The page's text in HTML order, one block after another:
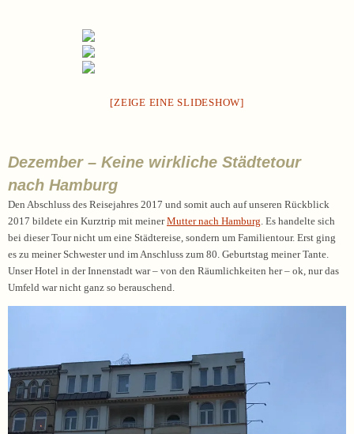
[ZEIGE EINE SLIDESHOW]
Dezember – Keine wirkliche Städtetour
nach Hamburg
Den Abschluss des Reisejahres 2017 und somit auch auf unseren Rückblick
2017 bildete ein Kurztrip mit meinerMutter nach Hamburg . Es handelte sich
bei dieser Tour nicht um eine Städtereise, sondern um Familientour. Erst ging
es zu meiner Schwester und im Anschluss zum 80. Geburtstag meiner Tante.
Unser Hotel in der Innenstadt war – von den Räumlichkeiten her – ok, nur das
Umfeld war nicht ganz so berauschend.